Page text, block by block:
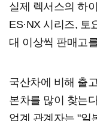
실제 렉서스의 하
ES·NX 시리즈, 토
대 이상씩 판매고
국산차에 비해 출
본차를 많이 찾는
업계 관계자는 "일